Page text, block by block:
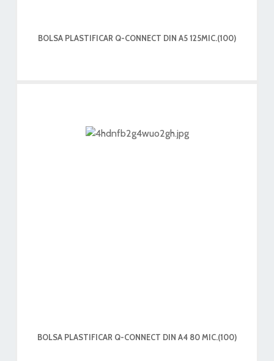
BOLSA PLASTIFICAR Q-CONNECT DIN A5 125MIC.(100)
BOLSA PLASTIFICAR Q-CONNECT DIN A4 80 MIC.(100)